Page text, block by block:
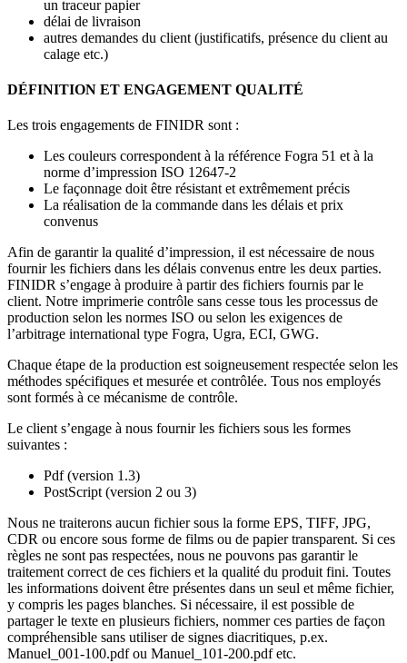
un traceur papier
délai de livraison
autres demandes du client (justificatifs, présence du client au
calage etc.)
DÉFINITION ET ENGAGEMENT QUALITÉ
Les trois engagements de FINIDR sont :
Les couleurs correspondent à la référence Fogra 51 et à la
norme d’impression ISO 12647-2
Le façonnage doit être résistant et extrêmement précis
La réalisation de la commande dans les délais et prix
convenus
Afin de garantir la qualité d’impression, il est nécessaire de nous
fournir les fichiers dans les délais convenus entre les deux parties.
FINIDR s’engage à produire à partir des fichiers fournis par le
client. Notre imprimerie contrôle sans cesse tous les processus de
production selon les normes ISO ou selon les exigences de
l’arbitrage international type Fogra, Ugra, ECI, GWG.
Chaque étape de la production est soigneusement respectée selon les
méthodes spécifiques et mesurée et contrôlée. Tous nos employés
sont formés à ce mécanisme de contrôle.
Le client s’engage à nous fournir les fichiers sous les formes
suivantes :
Pdf (version 1.3)
PostScript (version 2 ou 3)
Nous ne traiterons aucun fichier sous la forme EPS, TIFF, JPG,
CDR ou encore sous forme de films ou de papier transparent. Si ces
règles ne sont pas respectées, nous ne pouvons pas garantir le
traitement correct de ces fichiers et la qualité du produit fini. Toutes
les informations doivent être présentes dans un seul et même fichier,
y compris les pages blanches. Si nécessaire, il est possible de
partager le texte en plusieurs fichiers, nommer ces parties de façon
compréhensible sans utiliser de signes diacritiques, p.ex.
Manuel_001-100.pdf ou Manuel_101-200.pdf etc.